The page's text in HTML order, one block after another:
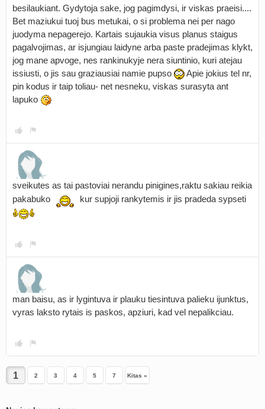
besilaukiant. Gydytoja sake, jog pagimdysi, ir viskas praeisi....
Bet maziukui tuoj bus metukai, o si problema nei per nago
juodyma nepagerejo. Kartais sujaukia visus planus staigus
pagalvojimas, ar isjungiau laidyne arba paste pradejimas klykt,
jog mane apvoge, nes rankinukyje nera siuntinio, kuri atejau
issiusti, o jis sau graziausiai namie pupso
Apie jokius tel nr,
pin kodus ir taip toliau- net nesneku, viskas surasyta ant
lapuko
sveikutes as tai pastoviai nerandu pinigines,raktu sakiau reikia
pakabuko
kur supjoji rankytemis ir jis pradeda sypseti
man baisu, as ir lygintuva ir plauku tiesintuva palieku ijunktus,
vyras laksto rytais is paskos, apziuri, kad vel nepalikciau.
2 3 4 5 7 Kitas »